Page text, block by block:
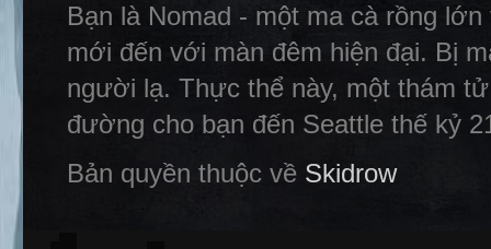
Bạn là Nomad - một ma cà rồng
mới đến với màn đêm hiện đại. Bị
người lạ. Thực thể này, một thám
đường cho bạn đến Seattle thế kỷ
Bản quyền thuộc về Skidrow